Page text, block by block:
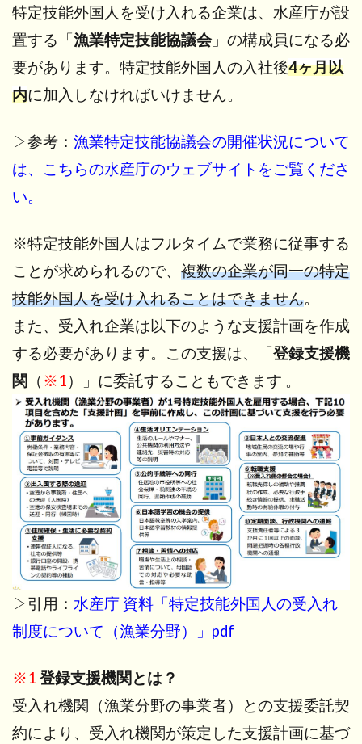
特定技能外国人を受け入れる企業は、水産庁が設
置する「漁業特定技能協議会」の構成員になる必
要があります。特定技能外国人の入社後4ヶ月以
内に加入しなければいけません。
▷参考： 漁業特定技能協議会の開催状況について
は、こちらの水産庁のウェブサイトをご覧くださ
い。
※特定技能外国人はフルタイムで業務に従事する
ことが求められるので、 複数の企業が同一の特定
技能外国人を受け入れることはできません。
また、受入れ企業は以下のような支援計画を作成
する必要があります。この支援は、「登録支援機
関 （ ※1）」に委託することもできます 。
▷引用： 水産庁 資料「特定技能外国人の受入れ
制度について（漁業分野）」pdf
※1 登録支援機関とは？
受入れ機関（漁業分野の事業者）との支援委託契
約により、受入れ機関が策定した支援計画に基づ